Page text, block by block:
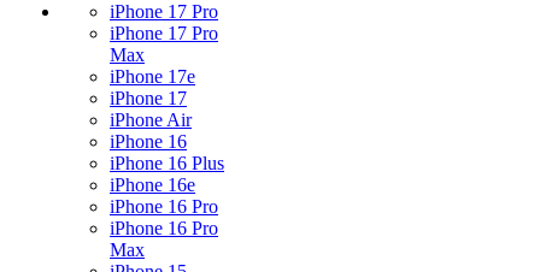
iPhone 17 Pro
iPhone 17 Pro
Max
iPhone 17e
iPhone 17
iPhone Air
iPhone 16
iPhone 16 Plus
iPhone 16e
iPhone 16 Pro
iPhone 16 Pro
Max